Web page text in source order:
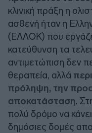
κλινική πράξη η
ασθενή ήταν η
(ΕΛΛΟΚ) που
κατεύθυνση τα
αντιμετώπιση δεν
θεραπεία, αλλά
πρόληψη, την
αποκατάσταση.
πολύ δρόμο να
δημόσιες δομές